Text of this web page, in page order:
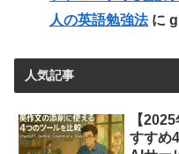
人の英語勉強法に g
人気記事
【
すすめ